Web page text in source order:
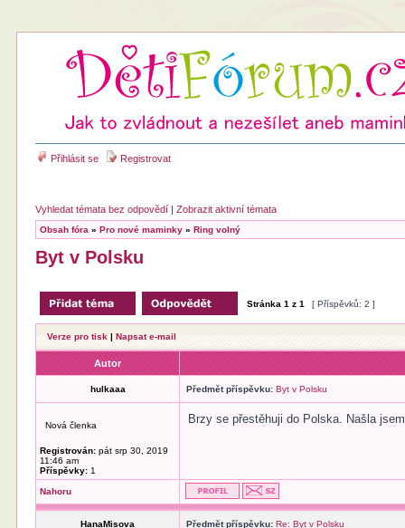
Přihlásit se Registrovat
Vyhledat témata bez odpovědí |Zobrazit aktivní témata
Obsah fóra »Pro nové maminky »Ring volný
Byt v Polsku
Stránka1 z1 [ Příspěvků: 2 ]
Verze pro tisk |Napsat e-mail
Autor
hulkaaa Předmět příspěvku: Byt v Polsku
Nová členka
Registrován: pát srp 30, 2019
11:46 am
Příspěvky: 1
Brzy se přestěhuji do Polska. Našla
Nahoru
HanaMisova Předmět příspěvku: Re: Byt v Polsku